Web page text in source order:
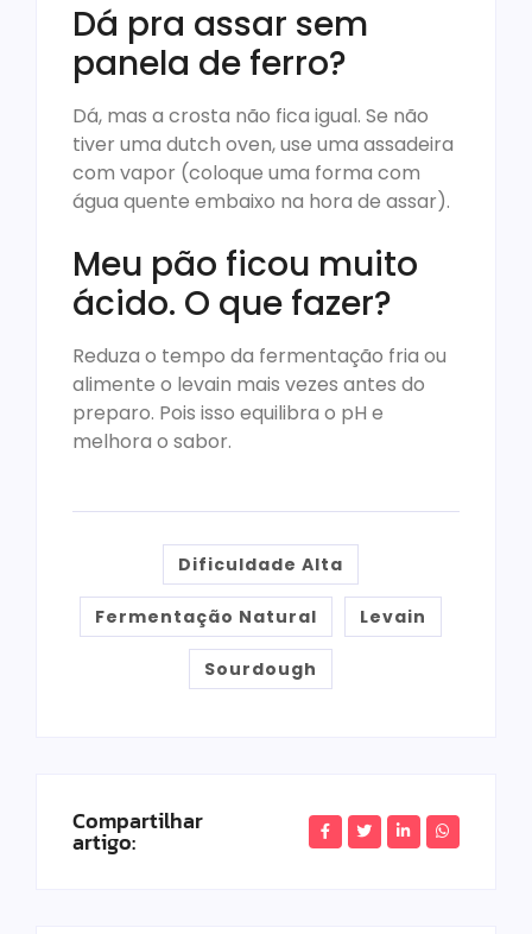
Dá pra assar sem
panela de ferro?
Dá, mas a crosta não fica igual. Se não
tiver uma dutch oven, use uma assadeira
com vapor (coloque uma forma com
água quente embaixo na hora de assar).
Meu pão ficou muito
ácido. O que fazer?
Reduza o tempo da fermentação fria ou
alimente o levain mais vezes antes do
preparo. Pois isso equilibra o pH e
melhora o sabor.
Dificuldade Alta
Fermentação Natural Levain
Sourdough
Compartilhar
artigo: